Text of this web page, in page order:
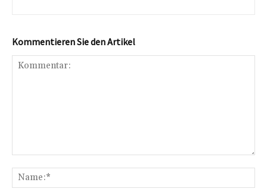
Kommentieren Sie den Artikel